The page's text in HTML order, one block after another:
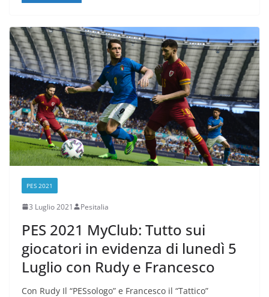
PES 2021
3 Luglio 2021 Pesitalia
PES 2021 MyClub: Tutto sui
giocatori in evidenza di lunedì 5
Luglio con Rudy e Francesco
Con Rudy Il “PESsologo” e Francesco il “Tattico”